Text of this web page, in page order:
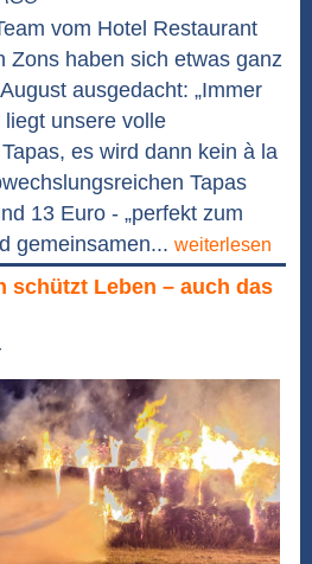
vom Hotel Restaurant
Zons haben sich etwas ganz
ausgedacht: „Immer
unsere volle
es wird dann kein à la
Tapas
13 Euro - „perfekt zum
gemeinsamen... weiterlesen
schützt Leben – auch das